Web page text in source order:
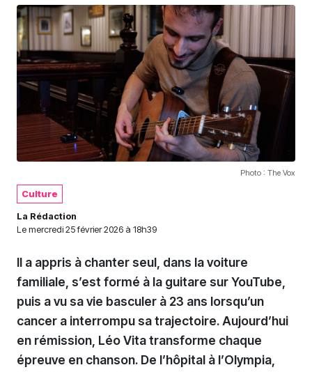
Photo : The Vox
Culture
La Rédaction
Le mercredi 25 février 2026 à 18h39
Il a appris à chanter seul, dans la voiture
familiale, s’est formé à la guitare sur YouTube,
puis a vu sa vie basculer à 23 ans lorsqu’un
cancer a interrompu sa trajectoire. Aujourd’hui
en rémission, Léo Vita transforme chaque
épreuve en chanson. De l’hôpital à l’Olympia,